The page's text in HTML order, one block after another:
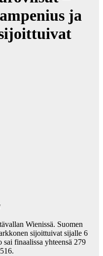
ja
Wienissä. Suomen
sijoittuivat sijalle 6
finaalissa yhteensä 279